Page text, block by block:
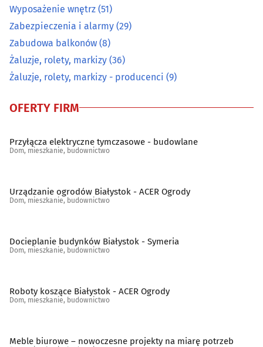
Oświetlenie (18)
Podłogi (39)
Pościelowe artykuły, koce(6)
Sanitarno-instalacyjne artykuły(28)
Schody, balustrady, poręcze(19)
Stolarstwo(32)
Tapety (5)
Wyposażenie wnętrz (51)
Zabezpieczenia i alarmy (29)
Zabudowa balkonów (8)
Żaluzje, rolety, markizy (36)
Żaluzje, rolety, markizy - producenci (9)
OFERTY FIRM
Przyłącza elektryczne tymczasowe - budowlane
Dom, mieszkanie, budownictwo
Urządzanie ogrodów Białystok - ACER Ogrody
Dom, mieszkanie, budownictwo
Docieplanie budynków Białystok - Symeria
Dom, mieszkanie, budownictwo
Roboty koszące Białystok - ACER Ogrody
Dom, mieszkanie, budownictwo
Meble biurowe – nowoczesne projekty na miarę potrzeb